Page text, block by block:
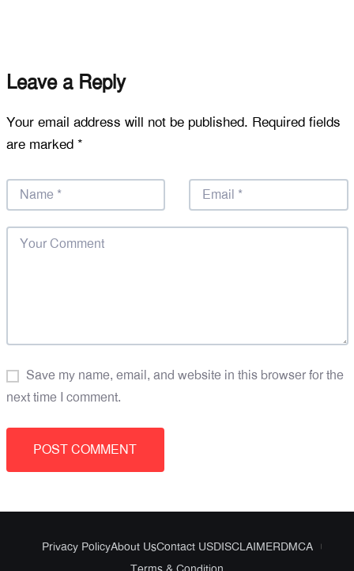
Leave a Reply
Your email address will not be published. Required fields
are marked *
Save my name, email, and website in this browser for the
next time I comment.
Privacy PolicyAbout UsContact USDISCLAIMERDMCA